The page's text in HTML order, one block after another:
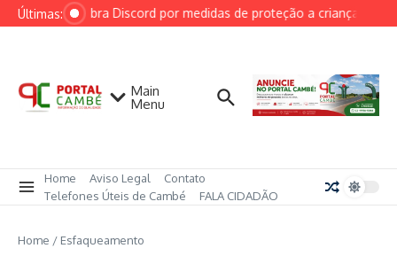
Ir para o conteúdo
Últimas:AGU cobra Discord por medidas de proteção a crianças após
Main
Menu
Home Aviso Legal
Contato
Telefones Úteis de Cambé
FALA CIDADÃO
Home / Esfaqueamento